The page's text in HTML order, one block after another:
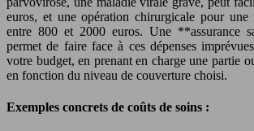
euros, et une opération chirurgicale pour une
entre 800 et 2000 euros. Une **assurance
permet de faire face à ces dépenses
votre budget, en prenant en charge une partie
en fonction du niveau de couverture choisi.
Exemples concrets de coûts de soins :